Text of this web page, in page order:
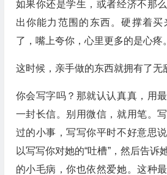
如果你还是学生，或者经济不那
出你能力范围的东西。硬撑着买
了，嘴上夸你，心里更多的是心疼。
这时候，亲手做的东西就拥有了无
你会写字吗？那就认认真真，用
一封长信。别用微信，就用笔。
过的小事，写写你平时不好意思
以写写你对她的“吐槽”，然后告诉
的小毛病，你也依然爱她。这种